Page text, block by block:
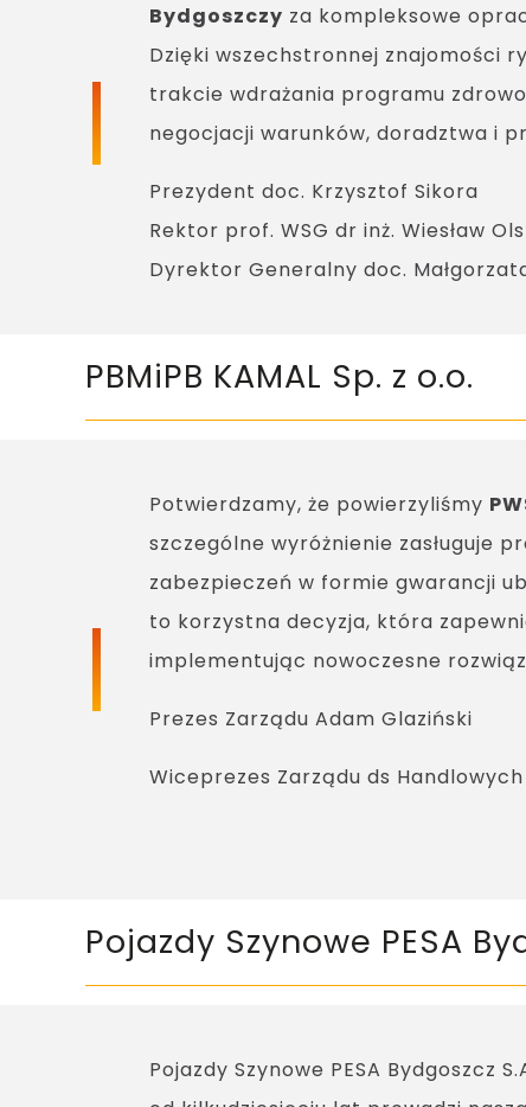
Bydgoszczy za kompleksowe
Dzięki wszechstronnej znajomości
trakcie wdrażania programu
negocjacji warunków, doradztwa i
Prezydent doc. Krzysztof Sikora
Rektor prof. WSG dr inż. Wiesław
Dyrektor Generalny doc.
PBMiPB KAMAL Sp. z o.o.
Potwierdzamy, że powierzyliśmy
szczególne wyróżnienie zasługuje
zabezpieczeń w formie gwarancji
to korzystna decyzja, która
implementując nowoczesne
Prezes Zarządu Adam Glaziński
Wiceprezes Zarządu ds
Pojazdy Szynowe PESA
Pojazdy Szynowe PESA Bydgoszcz